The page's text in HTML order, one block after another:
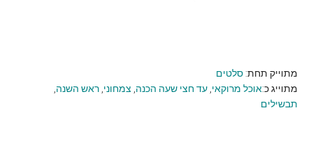
מתוייק תחת:סלטים
מתוייג כ:אוכל מרוקאי ,עד חצי שעה הכנה צמחוני ,ראש השנה
תבשילים